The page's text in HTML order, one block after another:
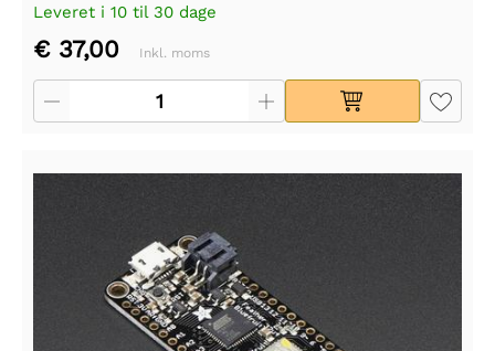
Leveret i 10 til 30 dage
€ 37,00 Inkl. moms